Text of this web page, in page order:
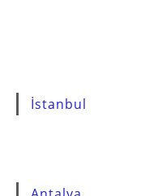
İstanbul